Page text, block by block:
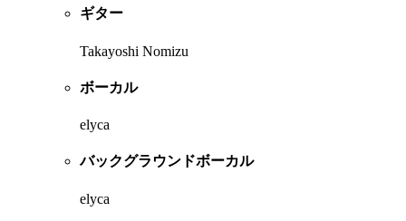
ギター
Takayoshi Nomizu
ボーカル
elyca
バックグラウンドボーカル
elyca